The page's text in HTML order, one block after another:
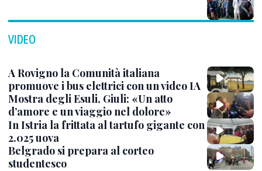
VIDEO
A Rovigno la Comunità italiana
promuove i bus elettrici con un video IA
Mostra degli Esuli, Giuli: «Un atto
d’amore e un viaggio nel dolore»
In Istria la frittata al tartufo gigante con
2.025 uova
Belgrado si prepara al corteo
studentesco